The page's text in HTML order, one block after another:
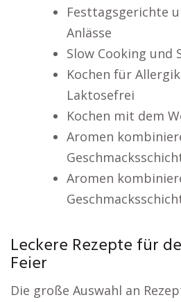
Festtagsgerichte
Anlässe
Slow Cooking und
Kochen für
Laktosefrei
Kochen mit dem
Aromen
Aromen
Leckere Rezepte für
Feier
Die große Auswahl an